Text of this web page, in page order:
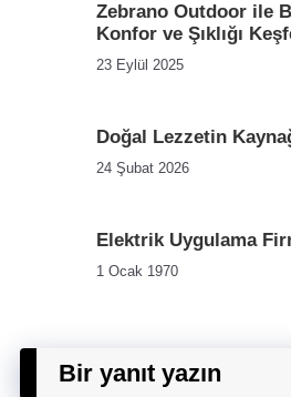
Zebrano Outdoor ile
Konfor ve Şıklığı
23 Eylül 2025
Doğal Lezzetin
24 Şubat 2026
Elektrik Uygulama
1 Ocak 1970
Bir yanıt yazın